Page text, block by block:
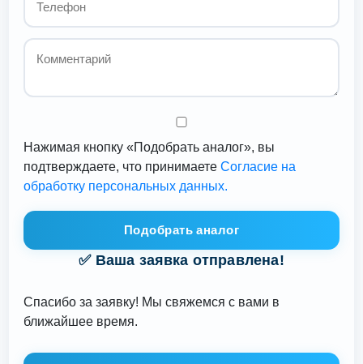
Нажимая кнопку «Подобрать аналог», вы
подтверждаете, что принимаетеСогласие на
обработку персональных данных.
Подобрать аналог
✅ Ваша заявка отправлена!
Спасибо за заявку! Мы свяжемся с вами в
ближайшее время.